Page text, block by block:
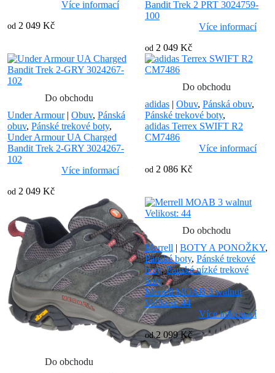
Více informací
od 2 049 Kč
Bandit Trek 2 PRT 3024759-
100
Více informací
od 2 049 Kč
Do obchodu
Under Armour| Obuv, Pánská
obuv, Pánské trekové boty,
Under Armour UA Charged
Bandit Trek 2-GRY 3024267-
102
Více informací
od 2 049 Kč
Do obchodu
adidas | Obuv, Pánská obuv,
Pánské trekové boty,
adidas Terrex SWIFT R2
CM7486
Více informací
od 2 086 Kč
Do obchodu
Do obchodu
Merrell | BOTY A PONOŽKY,
Pánské boty, Pánské trekové
boty,Pánské nízké trekové
boty,
Merrell MOAB 3 walnut
Velikost: 44
Více informací
od2 099 Kč